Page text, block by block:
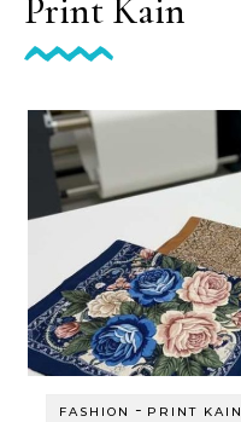
Print Kain
FASHION - PRINT KAIN